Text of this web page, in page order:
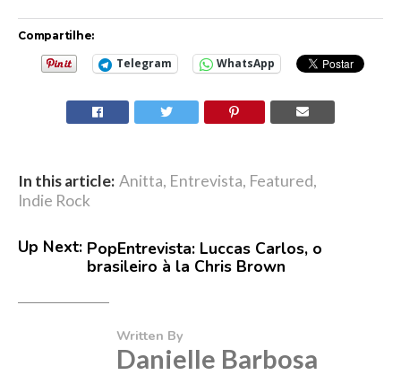
Compartilhe:
Telegram WhatsApp
In this article: Anitta, Entrevista, Featured,
Indie Rock
Up Next: PopEntrevista: Luccas Carlos, o
brasileiro à la Chris Brown
Written By
Danielle Barbosa